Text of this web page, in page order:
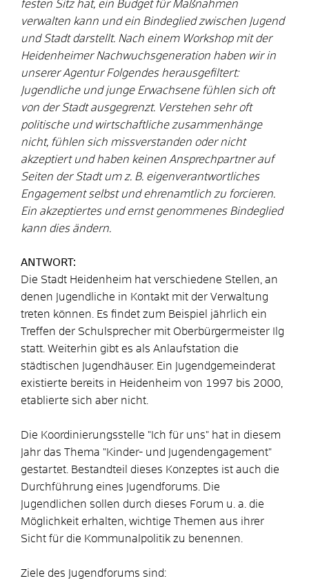
festen Sitz hat, ein Budget für Maßnahmen
verwalten kann und ein Bindeglied zwischen Jugend
und Stadt darstellt. Nach einem Workshop mit der
Heidenheimer Nachwuchsgeneration haben wir in
unserer Agentur Folgendes herausgefiltert:
Jugendliche und junge Erwachsene fühlen sich oft
von der Stadt ausgegrenzt. Verstehen sehr oft
politische und wirtschaftliche zusammenhänge
nicht, fühlen sich missverstanden oder nicht
akzeptiert und haben keinen Ansprechpartner auf
Seiten der Stadt um z. B. eigenverantwortliches
Engagement selbst und ehrenamtlich zu forcieren.
Ein akzeptiertes und ernst genommenes Bindeglied
kann dies ändern.
ANTWORT:
Die Stadt Heidenheim hat verschiedene Stellen, an
denen Jugendliche in Kontakt mit der Verwaltung
treten können. Es findet zum Beispiel jährlich ein
Treffen der Schulsprecher mit Oberbürgermeister Ilg
statt. Weiterhin gibt es als Anlaufstation die
städtischen Jugendhäuser. Ein Jugendgemeinderat
existierte bereits in Heidenheim von 1997 bis 2000,
etablierte sich aber nicht.
Die Koordinierungsstelle "Ich für uns" hat in diesem
Jahr das Thema "Kinder- und Jugendengagement"
gestartet. Bestandteil dieses Konzeptes ist auch die
Durchführung eines Jugendforums. Die
Jugendlichen sollen durch dieses Forum u. a. die
Möglichkeit erhalten, wichtige Themen aus ihrer
Sicht für die Kommunalpolitik zu benennen.
Ziele des Jugendforums sind: